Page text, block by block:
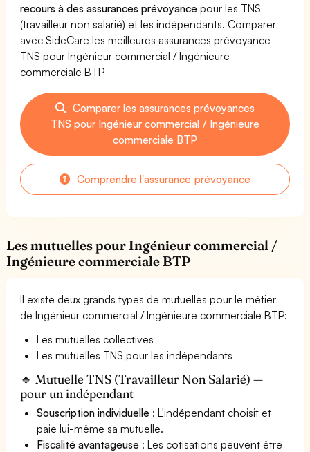
recours à des assurances prévoyance pour les TNS
(travailleur non salarié) et les indépendants. Comparer
avec SideCare les meilleures assurances prévoyance
TNS pour Ingénieur commercial / Ingénieure
commerciale BTP
Comparer les assurances prévoyances
TNS pour Ingénieur commercial / Ingénieure
commerciale BTP
Comprendre l'assurance prévoyance
Les mutuelles pour Ingénieur commercial /
Ingénieure commerciale BTP
Il existe deux grands types de mutuelles pour le métier
de Ingénieur commercial / Ingénieure commerciale BTP:
Les mutuelles collectives
Les mutuelles TNS pour les indépendants
🔹 Mutuelle TNS (Travailleur Non Salarié) —
pour un indépendant
Souscription individuelle : L'indépendant choisit et
paie lui-même sa mutuelle.
Fiscalité avantageuse : Les cotisations peuvent être